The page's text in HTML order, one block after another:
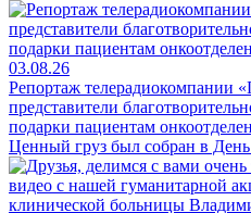
03.08.26
Репортаж телерадиокомпании
представители
подарки пациентам
Ценный груз был собран в День